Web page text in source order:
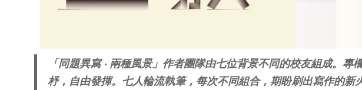
「同題異寫 ‧ 兩種風景」作者團隊由七位背景不同的校友組成。
杼，自由發揮。七人輪流執筆，每次不同組合，期盼刷出寫作的新